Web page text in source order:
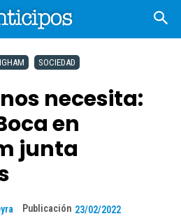
SOCIEDAD
necesita:
en
junta
Publicación 23/02/2022